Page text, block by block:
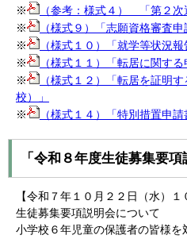
※
（参考：様式４） 「第２次
※
（様式９）「志願資格審査
※
（様式１０）「就学等状況
※
（様式１１）「転居に関す
※
（様式１２）「転居を証明
校）」
※
（様式１４）「特別措置申請
「令和８年度生徒募集要
【令和７年１０月２２日（水）１
生徒募集要項説明会について
小学校６年児童の保護者の皆様